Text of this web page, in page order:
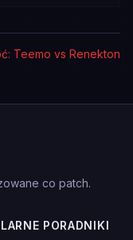
Teemo vs Renekton
co patch.
PORADNIKI